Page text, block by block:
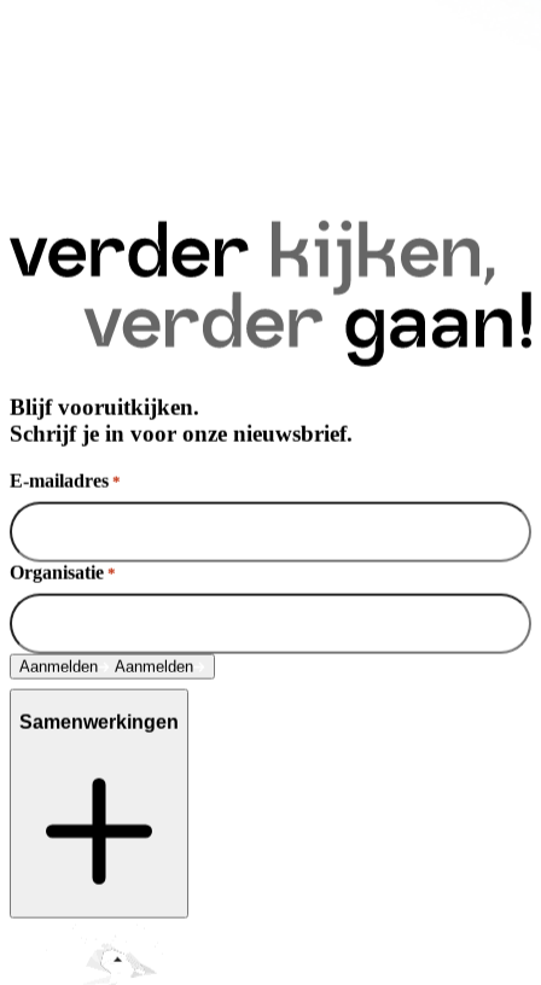
Blijf vooruitkijken.
Schrijf je in voor onze nieuwsbrief.
E-mailadres *
Organisatie *
Aanmelden Aanmelden
Samenwerkingen